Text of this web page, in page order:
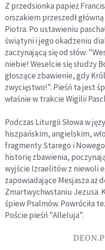
Z przedsionka papież
orszakiem przeszedł
Piotra. Po ustawieniu
świątyni i jego okadzeniu
zaczynającą się od słów:
niebie! Weselcie się słudzy
głoszące zbawienie, gdy
zwycięstwo!". Pieśń ta jest
właśnie w trakcie Wigilii
Podczas Liturgii Słowa w
hiszpańskim, angielskim,
fragmenty Starego i
historię zbawienia,
wyjście Izraelitów z niewoli
zapowiadające Mesjasza aż
Zmartwychwstaniu Jezusa.
śpiew Psalmów. Powróciła
Poście pieśń "Alleluja".